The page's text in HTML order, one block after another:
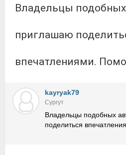
Владельцы подобных авто,
приглашаю
впечатлениями.
kayryak79
Сургут
Владельцы подобных
поделиться